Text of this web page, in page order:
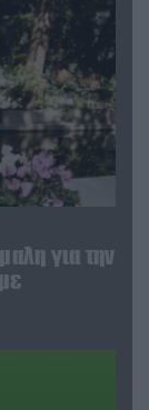
για την